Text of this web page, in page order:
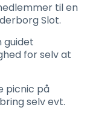
til en
Slot.
guidet
for selv at
picnic på
selv evt.